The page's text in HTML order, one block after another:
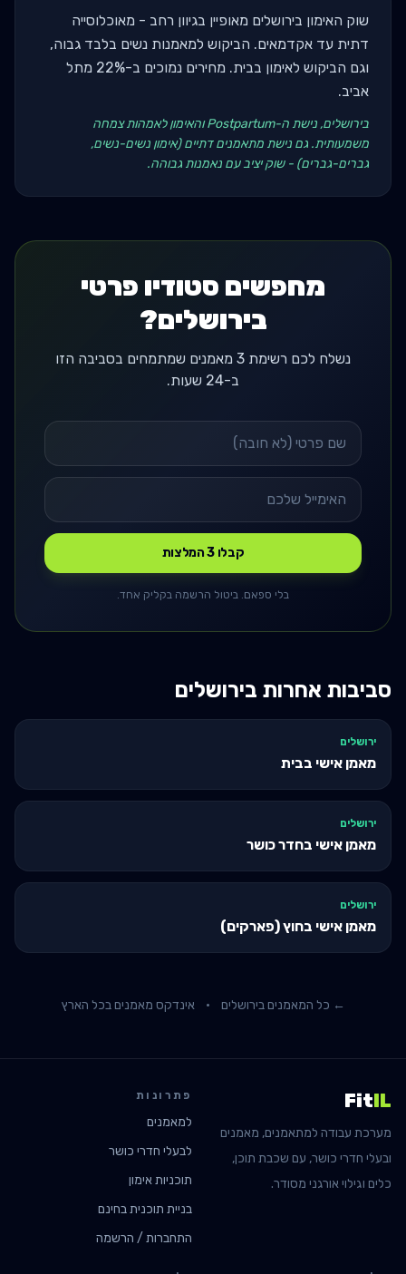
שוק האימון בירושלים מאופיין בגיוון רחב - מאוכלוסייה
דתית עד אקדמאים. הביקוש למאמנות נשים בלבד גבוה,
וגם הביקוש לאימון בבית. מחירים נמוכים ב-22% מתל
אביב.
בירושלים, נישת ה-Postpartum והאימון לאמהות צמחה
משמעותית. גם נישת מתאמנים דתיים (אימון נשים-נשים,
גברים-גברים) - שוק יציב עם נאמנות גבוהה.
מחפשים סטודיו פרטי
בירושלים?
נשלח לכם רשימת 3 מאמנים שמתמחים בסביבה הזו
ב-24 שעות.
קבלו 3 המלצות
בלי ספאם. ביטול הרשמה בקליק אחד.
סביבות אחרות בירושלים
ירושלים
מאמן אישי בבית
ירושלים
מאמן אישי בחדר כושר
ירושלים
מאמן אישי בחוץ (פארקים)
← כל המאמנים בירושלים · אינדקס מאמנים בכל הארץ
FitIL
מערכת עבודה למתאמנים, מאמנים
ובעלי חדרי כושר, עם שכבת תוכן,
כלים וגילוי אורגני מסודר.
פתרונות
למאמנים
לבעלי חדרי כושר
תוכניות אימון
בניית תוכנית בחינם
התחברות / הרשמה